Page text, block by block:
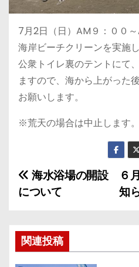
7月2日（日）AM９：００
海岸ビーチクリーンを実施し
公衆トイレ裏のテントにて
ますので、海から上がった
お願いします。
※荒天の場合は中止します。
投
ナ
ビ
６
知
海水浴場の開設
について
関連投稿